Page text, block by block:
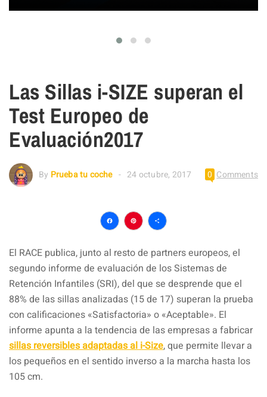
Las Sillas i-SIZE superan el
Test Europeo de
Evaluación2017
By Prueba tu coche 24 octubre, 2017 0 Comments
Facebook
Pinterest
Compartir
El RACE publica, junto al resto de partners europeos, el
segundo informe de evaluación de los Sistemas de
Retención Infantiles (SRI), del que se desprende que el
88% de las sillas analizadas (15 de 17) superan la prueba
con calificaciones «Satisfactoria» o «Aceptable». El
informe apunta a la tendencia de las empresas a fabricar
sillas reversibles adaptadas al i-Size, que permite llevar a
los pequeños en el sentido inverso a la marcha hasta los
105 cm.